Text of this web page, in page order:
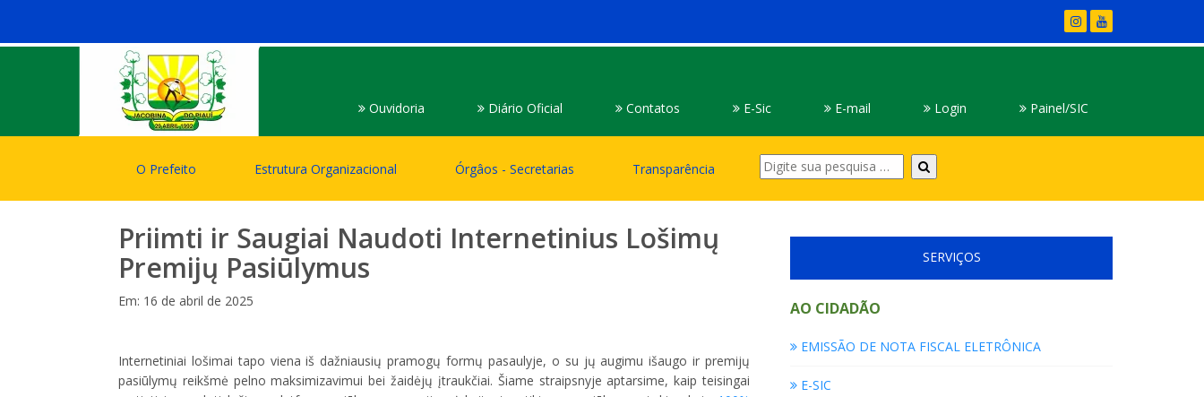
Ouvidoria Diário Oficial Contatos E-Sic E-mail Login Painel/SIC
O Prefeito Estrutura Organizacional Órgâos - Secretarias Transparência
Digite
sua
pesquisa
Priimti ir Saugiai Naudoti Internetinius Lošimų
Premijų Pasiūlymus
Em: 16 de abril de 2025
Internetiniai lošimai tapo viena iš dažniausių pramogų formų pasaulyje, o su jų augimu išaugo ir premijų
pasiūlymų reikšmė pelno maksimizavimui bei žaidėjų įtraukčiai. Šiame straipsnyje aptarsime, kaip teisingai
SERVIÇOS
AO CIDADÃO
EMISSÃO DE NOTA FISCAL ELETRÔNICA
E-SIC